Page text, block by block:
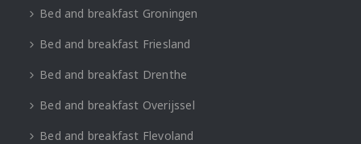
Bed and breakfast Groningen
Bed and breakfast Friesland
Bed and breakfast Drenthe
Bed and breakfast Overijssel
Bed and breakfast Flevoland